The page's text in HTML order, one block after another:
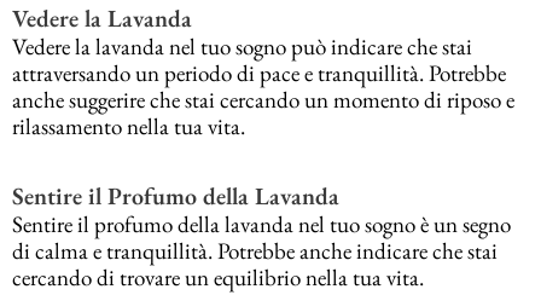
Vedere la Lavanda
Vedere la lavanda nel tuo sogno può indicare che stai
attraversando un periodo di pace e tranquillità. Potrebbe
anche suggerire che stai cercando un momento di riposo e
rilassamento nella tua vita.
Sentire il Profumo della Lavanda
Sentire il profumo della lavanda nel tuo sogno è un segno
di calma e tranquillità. Potrebbe anche indicare che stai
cercando di trovare un equilibrio nella tua vita.